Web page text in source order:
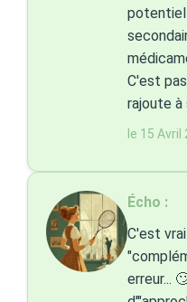
C'est
rajoute à
le 15 Avril
Écho :
C'est
erreur...